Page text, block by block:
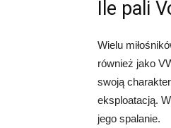
Ile pali
Wielu
również jako
swoją
eksploatacją.
jego spalanie.